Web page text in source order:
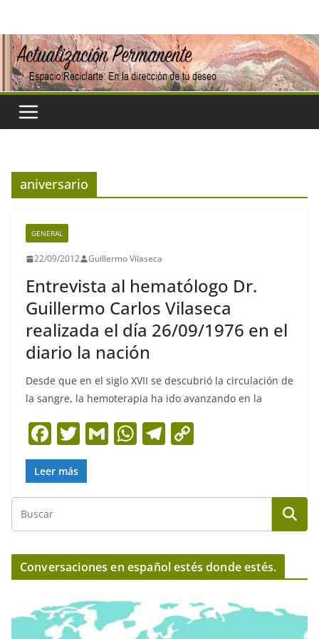
contenido
aniversario
GENERAL
22/09/2012 Guillermo Vilaseca
Entrevista al hematólogo Dr.
Guillermo Carlos Vilaseca
realizada el día 26/09/1976 en el
diario la nación
Desde que en el siglo XVII se descubrió la circulación de
la sangre, la hemoterapia ha ido avanzando en la
F
a
c
e
b
o
o
T
w
itt
er
G
l
W
s
A
p
p
T
gr
a
m
y
Li
n
k
Leer más
Conversaciones en español estés donde estés.
e